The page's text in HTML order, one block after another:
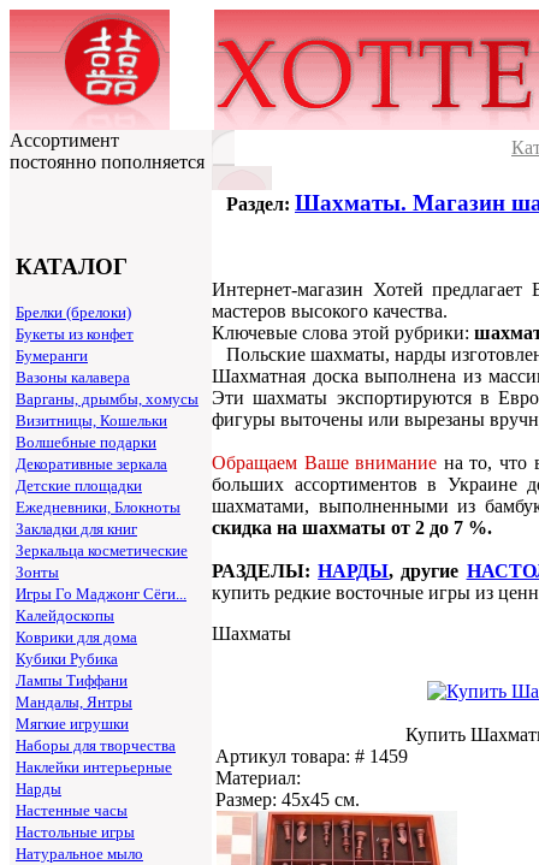
Ассортимент
постоянно пополняется
КАТАЛОГ
Брелки (брелоки)
Букеты из конфет
Бумеранги
Вазоны калавера
Варганы, дрымбы, хомусы
Визитницы, Кошельки
Волшебные подарки
Декоративные зеркала
Детские площадки
Ежедневники, Блокноты
Закладки для книг
Зеркальца косметические
Зонты
Игры Го Маджонг Сёги...
Калейдоскопы
Коврики для дома
Кубики Рубика
Лампы Тиффани
Мандалы, Янтры
Мягкие игрушки
Наборы для творчества
Наклейки интерьерные
Нарды
Настенные часы
Настольные игры
Натуральное мыло
Раздел: Шахматы. Магазин
Интернет-магазин Хотей предлагает
мастеров высокого качества.
Ключевые слова этой рубрики:
Польские шахматы, нарды
Шахматная доска выполнена из
Эти шахматы экспортируются в
фигуры выточены или вырезаны
Обращаем Ваше внимание на то, что
больших ассортиментов в Украине
шахматами, выполненными из
скидка на шахматы от 2 до 7 %.
РАЗДЕЛЫ:НАРДЫ, другие
купить редкие восточные игры из
Шахматы
Купить
Артикул товара: # 1459
Материал:
Размер: 45х45 см.